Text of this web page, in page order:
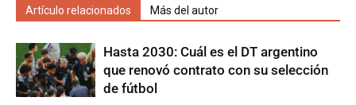
Artículo relacionados Más del autor
Hasta 2030: Cuál es el DT argentino
que renovó contrato con su selección
de fútbol